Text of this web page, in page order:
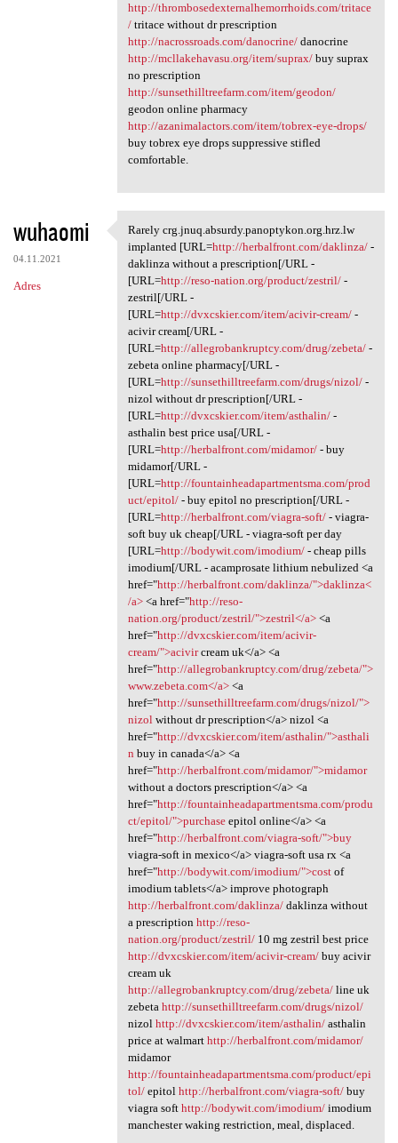
http://thrombosedexternalhemorrhoids.com/tritace
/tritace without dr prescription
http://nacrossroads.com/danocrine/danocrine
http://mcllakehavasu.org/item/suprax/buy suprax
no prescription
http://sunsethilltreefarm.com/item/geodon/
geodon online pharmacy
http://azanimalactors.com/item/tobrex-eye-drops/
buy tobrex eye drops suppressive stifled
comfortable.
wuhaomi
04.11.2021
Adres
Rarely crg.jnuq.absurdy
Rarely crg.jnuq.absurdy.panoptykon.org.hrz.lw
implanted [URL=http://herbalfront.com/daklinza/-
daklinza without a prescription[/URL -
[URL=http://reso-nation.org/product/zestril/-
zestril[/URL -
[URL=http://dvxcskier.com/item/acivir-cream/-
acivir cream[/URL -
[URL=http://allegrobankruptcy.com/drug/zebeta/-
zebeta online pharmacy[/URL -
[URL=http://sunsethilltreefarm.com/drugs/nizol/-
nizol without dr prescription[/URL -
[URL=http://dvxcskier.com/item/asthalin/-
asthalin best price usa[/URL -
[URL=http://herbalfront.com/midamor/- buy
midamor[/URL -
[URL=http://fountainheadapartmentsma.com/prod
uct/epitol/- buy epitol no prescription[/URL -
[URL=http://herbalfront.com/viagra-soft/- viagra-
soft buy uk cheap[/URL - viagra-soft per day
[URL=http://bodywit.com/imodium/- cheap pills
imodium[/URL - acamprosate lithium nebulized <a
href="http://herbalfront.com/daklinza/">daklinza<
/a><a href="http://reso-
nation.org/product/zestril/">zestril</a><a
href="http://dvxcskier.com/item/acivir-
cream/">acivircream uk</a> <a
href="http://allegrobankruptcy.com/drug/zebeta/">
www.zebeta.com</a><a
href="http://sunsethilltreefarm.com/drugs/nizol/">
nizol without dr prescription</a> nizol <a
href="http://dvxcskier.com/item/asthalin/">asthali
n buy in canada</a> <a
href="http://herbalfront.com/midamor/">midamor
without a doctors prescription</a> <a
href="http://fountainheadapartmentsma.com/produ
ct/epitol/">purchaseepitol online</a> <a
href="http://herbalfront.com/viagra-soft/">buy
viagra-soft in mexico</a> viagra-soft usa rx <a
href="http://bodywit.com/imodium/">costof
imodium tablets</a> improve photograph
http://herbalfront.com/daklinza/daklinza without
a prescription http://reso-
nation.org/product/zestril/10 mg zestril best price
http://dvxcskier.com/item/acivir-cream/buy acivir
cream uk
http://allegrobankruptcy.com/drug/zebeta/line uk
zebeta http://sunsethilltreefarm.com/drugs/nizol/
nizol http://dvxcskier.com/item/asthalin/asthalin
price at walmart http://herbalfront.com/midamor/
midamor
http://fountainheadapartmentsma.com/product/epi
tol/epitol http://herbalfront.com/viagra-soft/buy
viagra soft http://bodywit.com/imodium/imodium
manchester waking restriction, meal, displaced.